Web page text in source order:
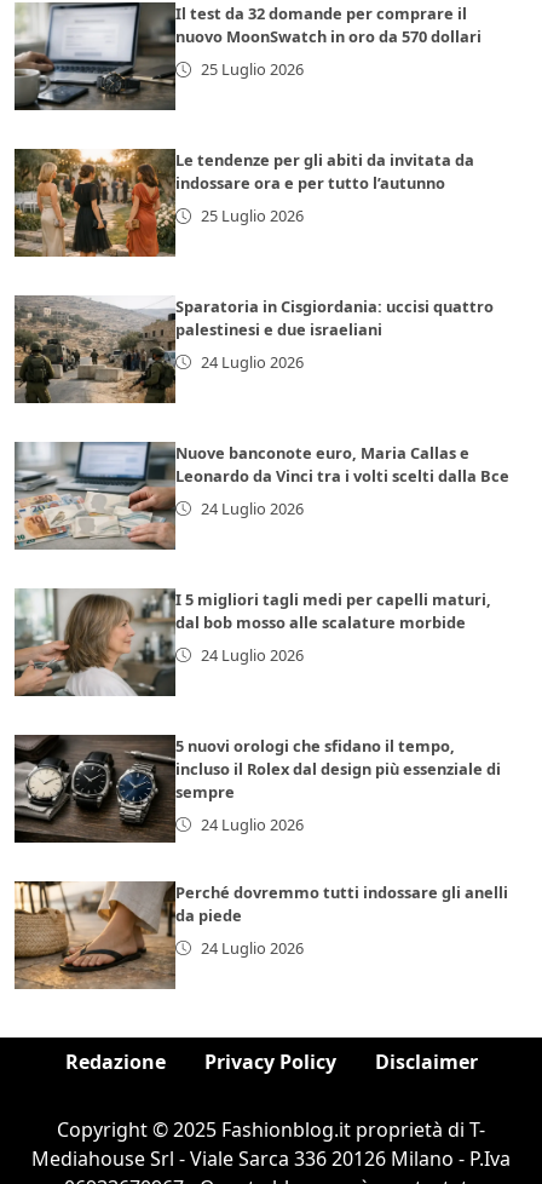
Il test da 32 domande per comprare il
nuovo MoonSwatch in oro da 570 dollari
25 Luglio 2026
Le tendenze per gli abiti da invitata da
indossare ora e per tutto l’autunno
25 Luglio 2026
Sparatoria in Cisgiordania: uccisi quattro
palestinesi e due israeliani
24 Luglio 2026
Nuove banconote euro, Maria Callas e
Leonardo da Vinci tra i volti scelti dalla Bce
24 Luglio 2026
I 5 migliori tagli medi per capelli maturi,
dal bob mosso alle scalature morbide
24 Luglio 2026
5 nuovi orologi che sfidano il tempo,
incluso il Rolex dal design più essenziale di
sempre
24 Luglio 2026
Perché dovremmo tutti indossare gli anelli
da piede
24 Luglio 2026
Redazione Privacy Policy Disclaimer
Copyright © 2025 Fashionblog.it proprietà di T-
Mediahouse Srl - Viale Sarca 336 20126 Milano - P.Iva